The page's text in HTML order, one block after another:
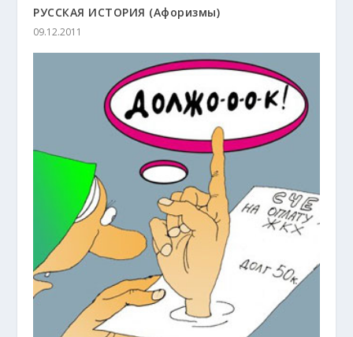
РУССКАЯ ИСТОРИЯ (Афоризмы)
09.12.2011